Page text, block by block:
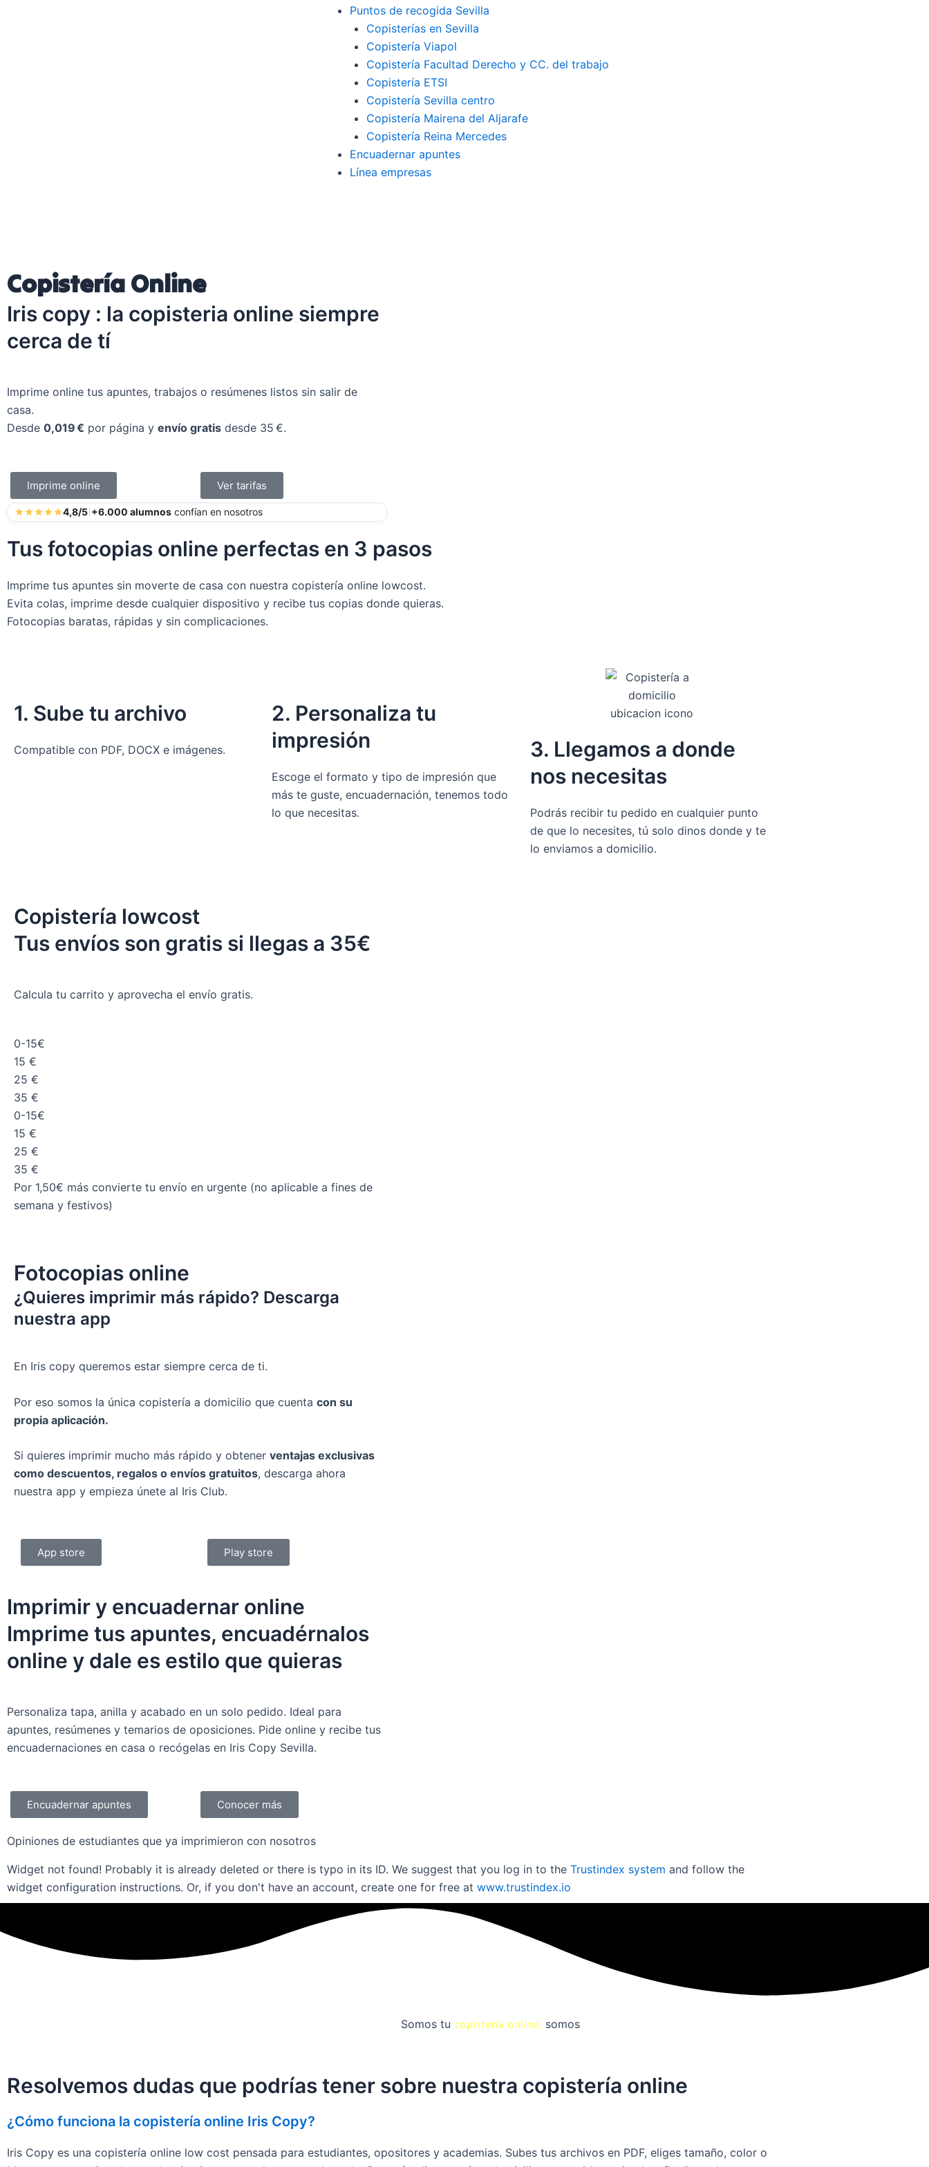
Puntos de recogida Sevilla
Copisterías en Sevilla
Copistería Viapol
Copistería Facultad Derecho y CC. del trabajo
Copistería ETSI
Copistería Sevilla centro
Copistería Mairena del Aljarafe
Copistería Reina Mercedes
Encuadernar apuntes
Línea empresas
Copistería Online
Iris copy : la copisteria online siempre
cerca de tí
Imprime online tus apuntes, trabajos o resúmenes listos sin salir de
casa.
Desde 0,019 € por página y envío gratis desde 35 €.
Imprime online Ver tarifas
4,8/5 +6.000 alumnos confían en nosotros
Tus fotocopias online perfectas en 3 pasos
Imprime tus apuntes sin moverte de casa con nuestra copistería online lowcost.
Evita colas, imprime desde cualquier dispositivo y recibe tus copias donde quieras.
Fotocopias baratas, rápidas y sin complicaciones.
1. Sube tu archivo
Compatible con PDF, DOCX e imágenes.
2. Personaliza tu
impresión
Escoge el formato y tipo de impresión que
más te guste, encuadernación, tenemos todo
lo que necesitas.
3. Llegamos a donde
nos necesitas
Podrás recibir tu pedido en cualquier punto
de que lo necesites, tú solo dinos donde y te
lo enviamos a domicilio.
Copistería lowcost
Tus envíos son gratis si llegas a 35€
Calcula tu carrito y aprovecha el envío gratis.
0-15€
15 €
25 €
35 €
0-15€
15 €
25 €
35 €
Por 1,50€ más convierte tu envío en urgente (no aplicable a fines de
semana y festivos)
Fotocopias online
¿Quieres imprimir más rápido? Descarga
nuestra app
En Iris copy queremos estar siempre cerca de ti.
Por eso somos la única copistería a domicilio que cuenta con su
propia aplicación.
Si quieres imprimir mucho más rápido y obtener ventajas exclusivas
como descuentos, regalos o envíos gratuitos, descarga ahora
nuestra app y empieza únete al Iris Club.
App store Play store
Imprimir y encuadernar online
Imprime tus apuntes, encuadérnalos
online y dale es estilo que quieras
Personaliza tapa, anilla y acabado en un solo pedido. Ideal para
apuntes, resúmenes y temarios de oposiciones. Pide online y recibe tus
encuadernaciones en casa o recógelas en Iris Copy Sevilla.
Encuadernar apuntes Conocer más
Opiniones de estudiantes que ya imprimieron con nosotros
Widget not found! Probably it is already deleted or there is typo in its ID. We suggest that you log in to the Trustindex system and follow the
widget configuration instructions. Or, if you don't have an account, create one for free at www.trustindex.io
Somos tu copistería online, somos
Resolvemos dudas que podrías tener sobre nuestra copistería online
¿Cómo funciona la copistería online Iris Copy?
Iris Copy es una copistería online low cost pensada para estudiantes, opositores y academias. Subes tus archivos en PDF, eliges tamaño, color o